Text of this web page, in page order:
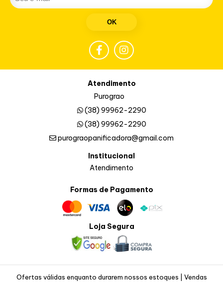
OK
Atendimento
Purograo
(38) 99962-2290
(38) 99962-2290
purograopanificadora@gmail.com
Institucional
Atendimento
Formas de Pagamento
Loja Segura
Ofertas válidas enquanto durarem nossos estoques | Vendas